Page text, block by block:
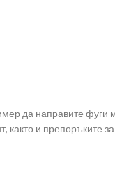
да направите фуги
както и препоръките